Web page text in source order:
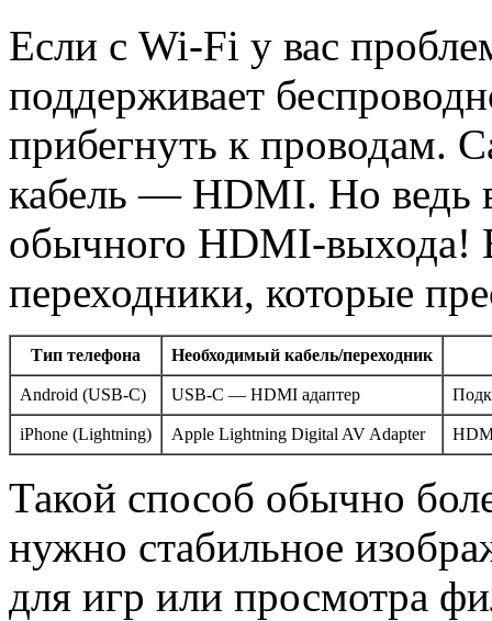
Если с Wi-Fi у вас
поддерживает
прибегнуть к проводам.
кабель — HDMI. Но ведь
обычного HDMI-выхода!
переходники, которые
Тип телефона Необходимый кабель/переходник
Android (USB-C) USB-C — HDMI адаптер
iPhone (Lightning) Apple Lightning Digital AV Adapter
Такой способ обычно
нужно стабильное
для игр или просмотра